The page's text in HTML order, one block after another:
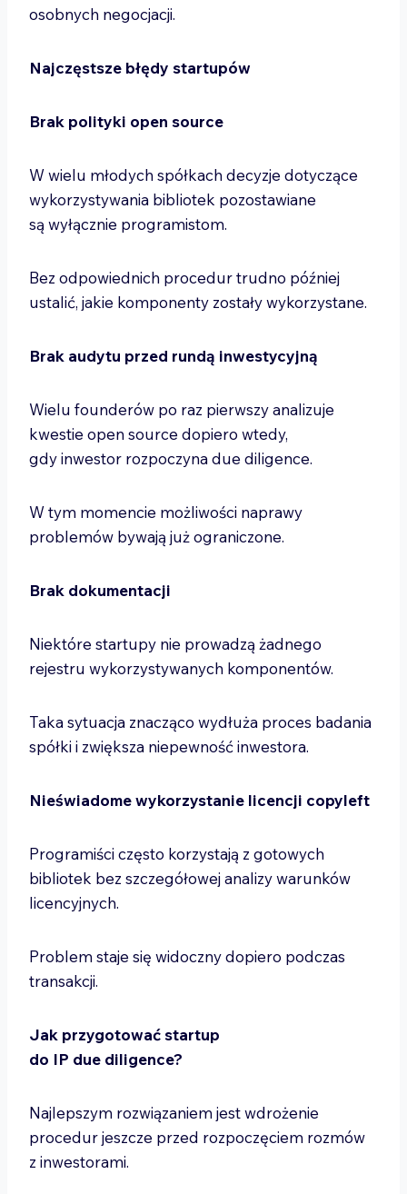
osobnych negocjacji.
Najczęstsze błędy startupów
Brak polityki open source
W wielu młodych spółkach decyzje dotyczące
wykorzystywania bibliotek pozostawiane
są wyłącznie programistom.
Bez odpowiednich procedur trudno później
ustalić, jakie komponenty zostały wykorzystane.
Brak audytu przed rundą inwestycyjną
Wielu founderów po raz pierwszy analizuje
kwestie open source dopiero wtedy,
gdy inwestor rozpoczyna due diligence.
W tym momencie możliwości naprawy
problemów bywają już ograniczone.
Brak dokumentacji
Niektóre startupy nie prowadzą żadnego
rejestru wykorzystywanych komponentów.
Taka sytuacja znacząco wydłuża proces badania
spółki i zwiększa niepewność inwestora.
Nieświadome wykorzystanie licencji copyleft
Programiści często korzystają z gotowych
bibliotek bez szczegółowej analizy warunków
licencyjnych.
Problem staje się widoczny dopiero podczas
transakcji.
Jak przygotować startup
do IP due diligence?
Najlepszym rozwiązaniem jest wdrożenie
procedur jeszcze przed rozpoczęciem rozmów
z inwestorami.